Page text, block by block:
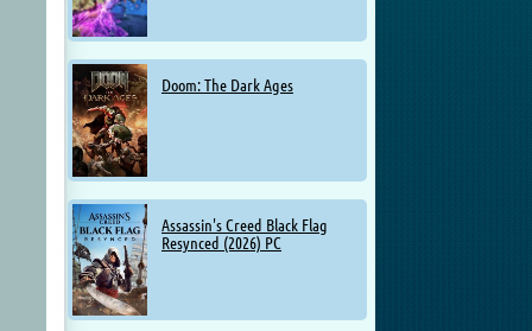
Doom: The Dark Ages
Assassin's Creed Black Flag
Resynced (2026) PC